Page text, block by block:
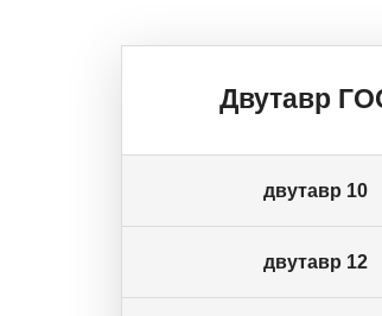
Двутавр
двутавр 10
двутавр 12